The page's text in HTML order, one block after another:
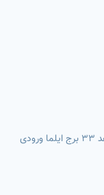
قاسم آباد بلوار شاهد، شاهد 33 برج ایلما ورودی